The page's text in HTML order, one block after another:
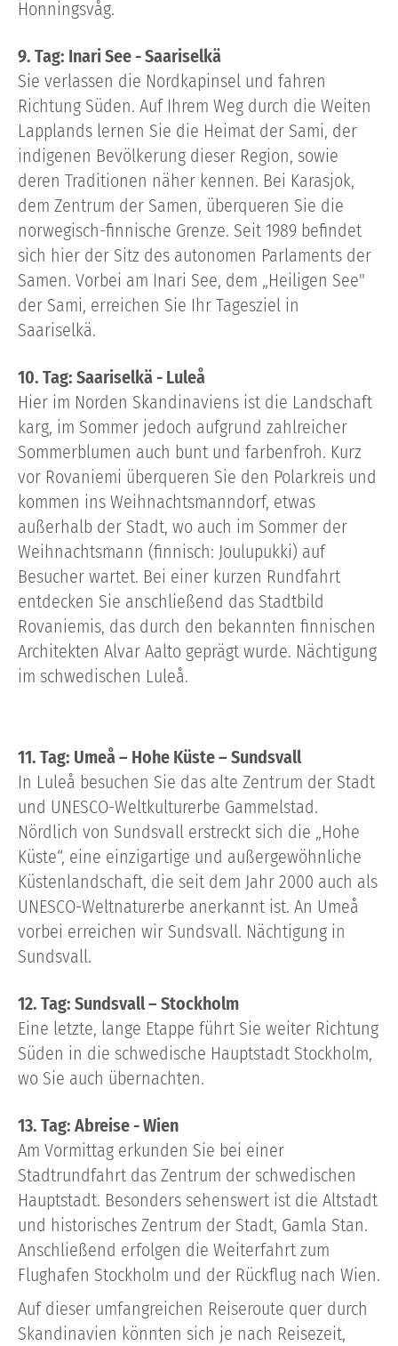
Honningsvåg.
9. Tag: Inari See - Saariselkä
Sie verlassen die Nordkapinsel und fahren
Richtung Süden. Auf Ihrem Weg durch die Weiten
Lapplands lernen Sie die Heimat der Sami, der
indigenen Bevölkerung dieser Region, sowie
deren Traditionen näher kennen. Bei Karasjok,
dem Zentrum der Samen, überqueren Sie die
norwegisch-finnische Grenze. Seit 1989 befindet
sich hier der Sitz des autonomen Parlaments der
Samen. Vorbei am Inari See, dem „Heiligen See"
der Sami, erreichen Sie Ihr Tagesziel in
Saariselkä.
10. Tag: Saariselkä - Luleå
Hier im Norden Skandinaviens ist die Landschaft
karg, im Sommer jedoch aufgrund zahlreicher
Sommerblumen auch bunt und farbenfroh. Kurz
vor Rovaniemi überqueren Sie den Polarkreis und
kommen ins Weihnachtsmanndorf, etwas
außerhalb der Stadt, wo auch im Sommer der
Weihnachtsmann (finnisch: Joulupukki) auf
Besucher wartet. Bei einer kurzen Rundfahrt
entdecken Sie anschließend das Stadtbild
Rovaniemis, das durch den bekannten finnischen
Architekten Alvar Aalto geprägt wurde. Nächtigung
im schwedischen Luleå.
11. Tag: Umeå – Hohe Küste – Sundsvall
In Luleå besuchen Sie das alte Zentrum der Stadt
und UNESCO-Weltkulturerbe Gammelstad.
Nördlich von Sundsvall erstreckt sich die „Hohe
Küste“, eine einzigartige und außergewöhnliche
Küstenlandschaft, die seit dem Jahr 2000 auch als
UNESCO-Weltnaturerbe anerkannt ist. An Umeå
vorbei erreichen wir Sundsvall. Nächtigung in
Sundsvall.
12. Tag: Sundsvall – Stockholm
Eine letzte, lange Etappe führt Sie weiter Richtung
Süden in die schwedische Hauptstadt Stockholm,
wo Sie auch übernachten.
13. Tag: Abreise - Wien
Am Vormittag erkunden Sie bei einer
Stadtrundfahrt das Zentrum der schwedischen
Hauptstadt. Besonders sehenswert ist die Altstadt
und historisches Zentrum der Stadt, Gamla Stan.
Anschließend erfolgen die Weiterfahrt zum
Flughafen Stockholm und der Rückflug nach Wien.
Auf dieser umfangreichen Reiseroute quer durch
Skandinavien könnten sich je nach Reisezeit,